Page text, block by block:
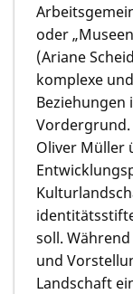
oder
(Ariane
komplexe
Beziehungen
Vordergrund.
Oliver Müller
soll.
und
Landschaft